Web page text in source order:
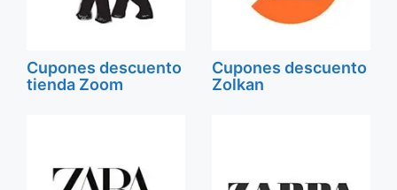
Cupones descuento
tienda Zoom
Cupones descuento
Zolkan